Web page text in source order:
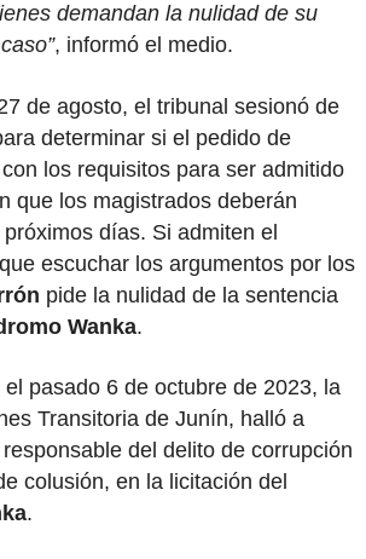
demandan la nulidad de su
, informó el medio.
de agosto, el tribunal sesionó de
determinar si el pedido de
los requisitos para ser admitido
que los magistrados deberán
días. Si admiten el
escuchar los argumentos por los
pide la nulidad de la sentencia
Wanka.
pasado 6 de octubre de 2023, la
Transitoria de Junín, halló a
responsable del delito de corrupción
colusión, en la licitación del
.